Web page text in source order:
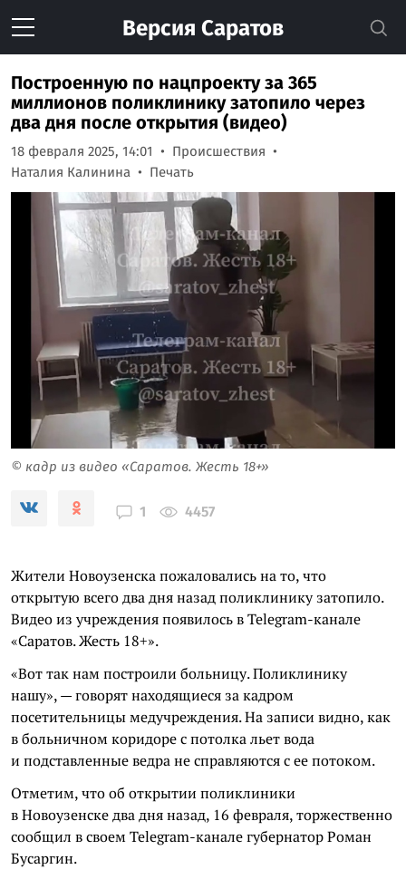
Версия Саратов
Построенную по нацпроекту за 365
миллионов поликлинику затопило через
два дня после открытия (видео)
18 февраля 2025, 14:01
Происшествия
Наталия Калинина
Печать
© кадр из видео «Саратов. Жесть 18+»
1 4457
Жители Новоузенска пожаловались на то, что
открытую всего два дня назад поликлинику затопило.
Видео из учреждения появилось в Telegram-канале
«Саратов. Жесть 18+».
«Вот так нам построили больницу. Поликлинику
нашу», — говорят находящиеся за кадром
посетительницы медучреждения. На записи видно, как
в больничном коридоре с потолка льет вода
и подставленные ведра не справляются с ее потоком.
Отметим, что об открытии поликлиники
в Новоузенске два дня назад, 16 февраля, торжественно
сообщил в своем Telegram-канале губернатор Роман
Бусаргин.